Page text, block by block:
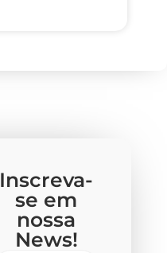
Inscreva-
se em
nossa
News!